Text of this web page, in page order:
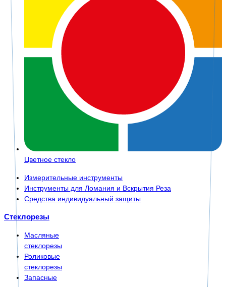
Цветное стекло
Измерительные инструменты
Инструменты для Ломания и Вскрытия Реза
Средства индивидуальный защиты
Стеклорезы
Масляные
стеклорезы
Роликовые
стеклорезы
Запасные